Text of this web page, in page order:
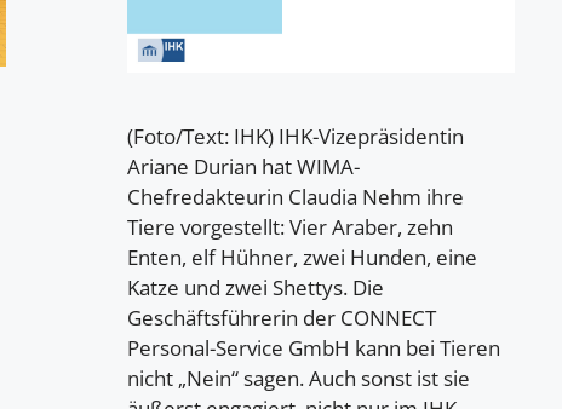
(Foto/Text: IHK) IHK-Vizepräsidentin
Ariane Durian hat WIMA-
Chefredakteurin Claudia Nehm ihre
Tiere vorgestellt: Vier Araber, zehn
Enten, elf Hühner, zwei Hunden, eine
Katze und zwei Shettys. Die
Geschäftsführerin der CONNECT
Personal-Service GmbH kann bei Tieren
nicht „Nein“ sagen. Auch sonst ist sie